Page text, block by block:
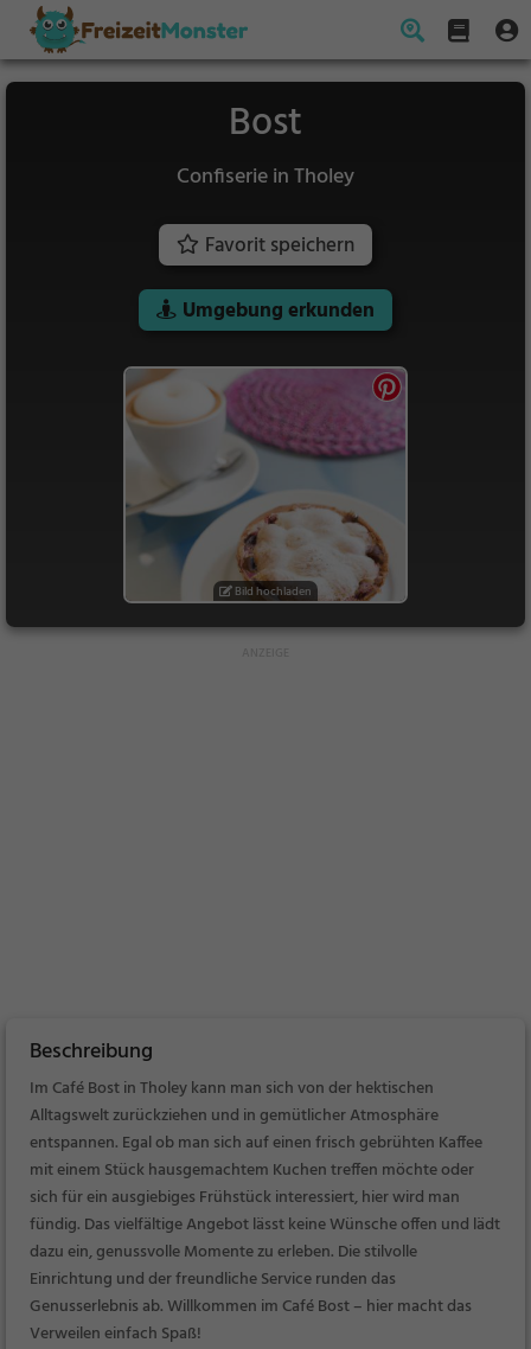
Bost
Confiserie in Tholey
Favorit speichern
Umgebung erkunden
Bild hochladen
Beschreibung
Im Café Bost in Tholey kann man sich von der hektischen
Alltagswelt zurückziehen und in gemütlicher Atmosphäre
entspannen. Egal ob man sich auf einen frisch gebrühten Kaffee
mit einem Stück hausgemachtem Kuchen treffen möchte oder
sich für ein ausgiebiges Frühstück interessiert, hier wird man
fündig. Das vielfältige Angebot lässt keine Wünsche offen und lädt
dazu ein, genussvolle Momente zu erleben. Die stilvolle
Einrichtung und der freundliche Service runden das
Genusserlebnis ab. Willkommen im Café Bost – hier macht das
Verweilen einfach Spaß!